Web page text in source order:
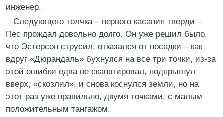
инженер.
Следующего толчка – первого касания тверди –
Пес прождал довольно долго. Он уже решил было,
что Эстерсон струсил, отказался от посадки – как
вдруг «Дюрандаль» бухнулся на все три точки, из-за
этой ошибки едва не скапотировал, подпрыгнул
вверх, «скозлил», и снова коснулся земли, но на
этот раз уже правильно, двумя точками, с малым
положительным тангажом.